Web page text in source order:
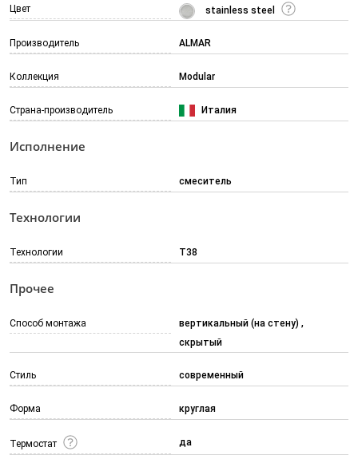
Цвет stainless steel
Производитель ALMAR
Коллекция Modular
Страна-производитель Италия
Исполнение
Тип смеситель
Технологии
Технологии T38
Прочее
Способ монтажа
вертикальный (на стену)
скрытый
Стиль современный
Форма круглая
Термостат да